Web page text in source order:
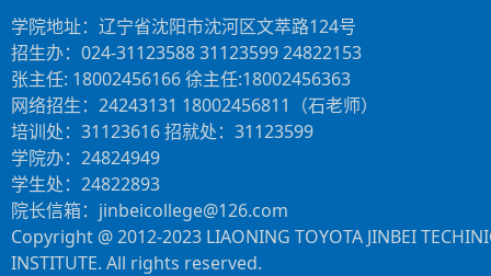
学院地址：辽宁省沈阳市沈河区文萃路124号
招生办：024-31123588 31123599 24822153
张主任: 18002456166 徐主任:18002456363
网络招生：24243131 18002456811（石老师）
培训处：31123616 招就处：31123599
学院办：24824949
学生处：24822893
院长信箱：jinbeicollege@126.com
Copyright @ 2012-2023 LIAONING TOYOTA JINBEI
INSTITUTE. All rights reserved.